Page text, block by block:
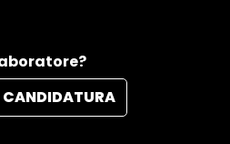
CANDIDATURA